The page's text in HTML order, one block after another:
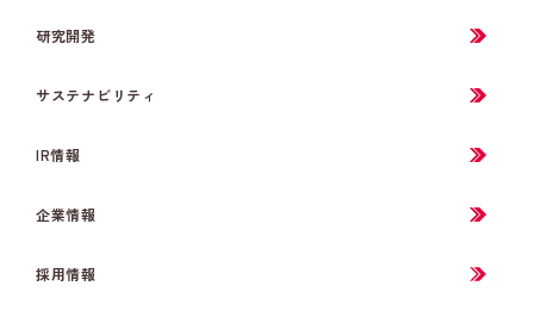
研究開発
サステナビリティ
IR情報
企業情報
採用情報